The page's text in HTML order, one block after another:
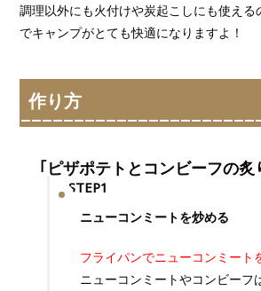
調理以外にも火付けや炭起こしにも使える
でキャンプがとても快適になりますよ！
作り方
｢ピザポテトとコンビーフの炙
STEP1
ニューコンミートを炒める
フライパンでニューコンミート
ニューコンミートやコンビーフ